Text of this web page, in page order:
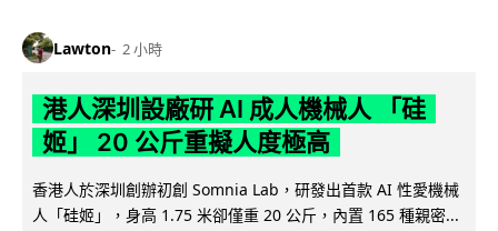
Lawton 2 小時
港人深圳設廠研 AI 成人機械人 「硅
姬」 20 公斤重擬人度極高
香港人於深圳創辦初創 Somnia Lab，研發出首款 AI 性愛機械
人「硅姬」，身高 1.75 米卻僅重 20 公斤，內置 165 種親密...